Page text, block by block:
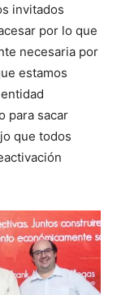
invitados
por lo que
necesaria por
estamos
para sacar
que todos